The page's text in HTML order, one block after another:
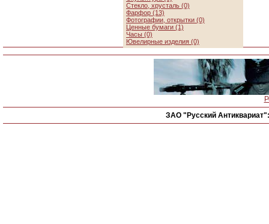
Стекло, хрусталь (0)
Фарфор (13)
Фотографии, открытки (0)
Ценные бумаги (1)
Часы (0)
Ювелирные изделия (0)
ЗАО "Русский Антиквариат":